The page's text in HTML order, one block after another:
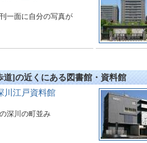
一面に自分の写真が
]の近くにある図書館・資料館
川江戸資料館
深川の町並み